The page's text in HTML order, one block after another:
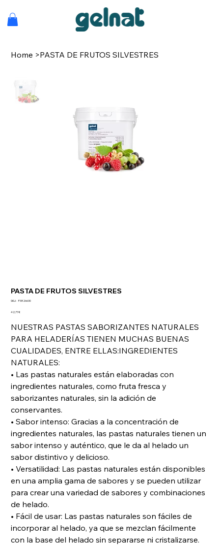
Home >PASTA DE FRUTOS SILVESTRES
PASTA DE FRUTOS SILVESTRES
SKU:
SKU
P3826630
Precio
42,77 €
NUESTRAS PASTAS SABORIZANTES NATURALES
PARA HELADERÍAS TIENEN MUCHAS BUENAS
CUALIDADES, ENTRE ELLAS:INGREDIENTES
NATURALES:
• Las pastas naturales están elaboradas con
ingredientes naturales, como fruta fresca y
saborizantes naturales, sin la adición de
conservantes.
• Sabor intenso: Gracias a la concentración de
ingredientes naturales, las pastas naturales tienen un
sabor intenso y auténtico, que le da al helado un
sabor distintivo y delicioso.
• Versatilidad: Las pastas naturales están disponibles
en una amplia gama de sabores y se pueden utilizar
para crear una variedad de sabores y combinaciones
de helado.
• Fácil de usar: Las pastas naturales son fáciles de
incorporar al helado, ya que se mezclan fácilmente
con la base del helado sin separarse ni cristalizarse.